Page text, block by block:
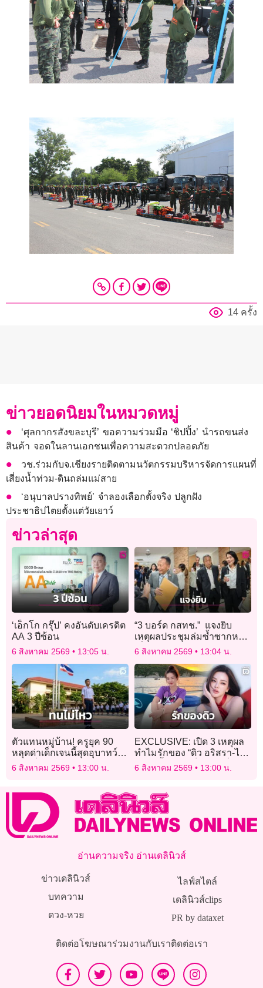
14 ครั้ง
ข่าวยอดนิยมในหมวดหมู่
‘ศุลกากรสังขละบุรี’ ขอความร่วมมือ ‘ชิปปิ้ง’ นำรถขนส่ง
สินค้า จอดในลานเอกชนเพื่อความสะดวกปลอดภัย
วช.ร่วมกับจ.เชียงรายติดตามนวัตกรรมบริหารจัดการแผนที่
เสี่ยงน้ำท่วม-ดินถล่มแม่สาย
‘อนุบาลปรางทิพย์’ จำลองเลือกตั้งจริง ปลูกฝัง
ประชาธิปไตยตั้งแต่วัยเยาว์
ข่าวล่าสุด
‘เอ็กโก กรุ๊ป’ คงอันดับเครดิต
AA 3 ปีซ้อน
6 สิงหาคม 2569 13:05 น.
“3 บอร์ด กสทช.” แจงยิบ
เหตุผลประชุมล่มซ้ำซากหวั่น
เสี่ยงอาญา-มติโมฆะ
6 สิงหาคม 2569 13:04 น.
ตัวแทนหมู่บ้าน! ครูยุค 90
หลุดด่าเด็กเจนนี้สุดอุบาทว์
ชาวเน็ตแห่เซฟ-แชร์ว่อน ‘แพ้
6 สิงหาคม 2569 13:00 น.
EXCLUSIVE: เปิด 3 เหตุผล
ทำไมรักของ “ดิว อริสรา-ไฮ
โซวู้ดดี้” ถึงได้เป็นประเด็น
6 สิงหาคม 2569 13:00 น.
อ่านความจริง อ่านเดลินิวส์
ข่าวเดลินิวส์
บทความ
ดวง-หวย
ไลฟ์สไตล์
เดลินิวส์clips
PR by dataxet
ติดต่อโฆษณาร่วมงานกับเราติดต่อเรา